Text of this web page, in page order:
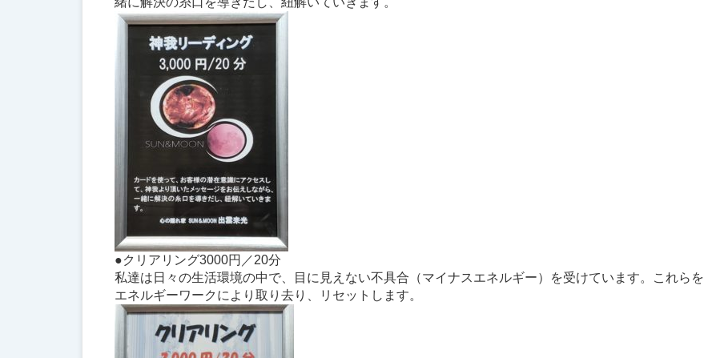
●クリアリング3000円／20分
私達は日々の生活環境の中で、目に見えない不具合（マイナスエネルギー）を受けています。これらを
エネルギーワークにより取り去り、リセットします。